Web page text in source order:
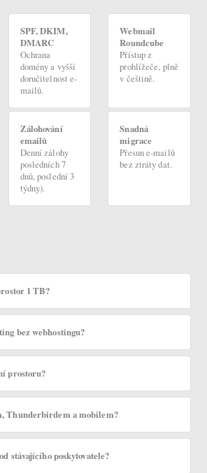
SPF, DKIM,
DMARC
Ochrana
domény a vyšší
doručitelnost e-
mailů.
Webmail
Roundcube
Přístup z
prohlížeče, plně
v češtině.
Zálohování
emailů
Denní zálohy
posledních 7
dnů, poslední 3
týdny).
Snadná
migrace
Přesun e-mailů
bez ztráty dat.
1 TB?
bez webhostingu?
prostoru?
Thunderbirdem a mobilem?
stávajícího poskytovatele?